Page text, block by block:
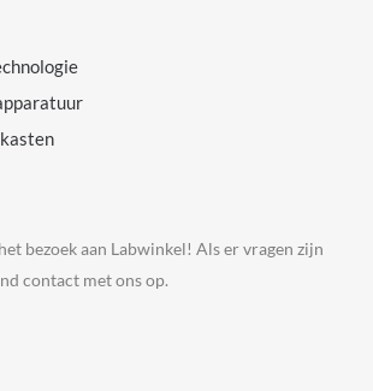
bezoek aan Labwinkel! Als er vragen zijn
contact met ons op.